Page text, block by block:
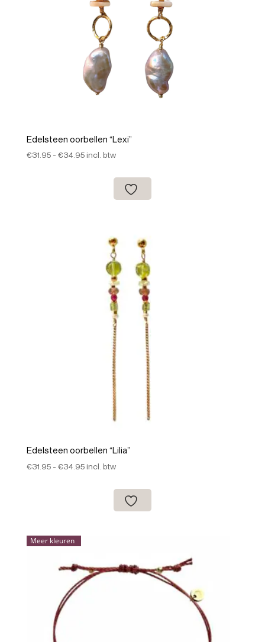
Edelsteen oorbellen “Lexi”
€31.95 - €34.95Prijsklasse:
incl. btw
Edelsteen oorbellen “Lilia”
€31.95 - €34.95Prijsklasse:
incl. btw
Meer kleuren